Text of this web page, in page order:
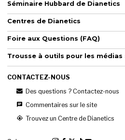
Séminaire Hubbard de Dianetics
Centres de Dianetics
Foire aux Questions (FAQ)
Trousse à outils pour les médias
CONTACTEZ-NOUS
Des questions ? Contactez-nous
Commentaires sur le site
Trouvez un Centre de Dianetics